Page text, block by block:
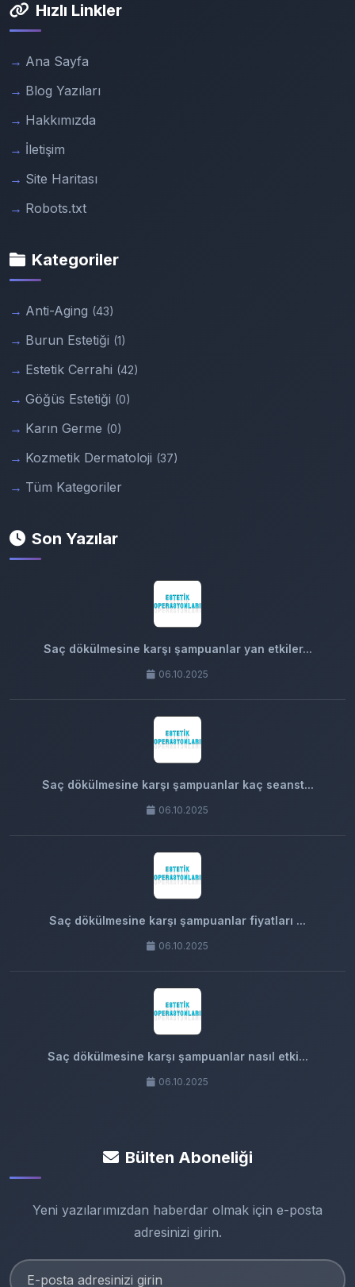
Hızlı Linkler
Ana Sayfa
Blog Yazıları
Hakkımızda
İletişim
Site Haritası
Robots.txt
Kategoriler
Anti-Aging (43)
Burun Estetiği (1)
Estetik Cerrahi (42)
Göğüs Estetiği (0)
Karın Germe (0)
Kozmetik Dermatoloji (37)
Tüm Kategoriler
Son Yazılar
Saç dökülmesine karşı şampuanlar yan etkiler...
06.10.2025
Saç dökülmesine karşı şampuanlar kaç seanst...
06.10.2025
Saç dökülmesine karşı şampuanlar fiyatları ...
06.10.2025
Saç dökülmesine karşı şampuanlar nasıl etki...
06.10.2025
Bülten Aboneliği
Yeni yazılarımızdan haberdar olmak için e-posta
adresinizi girin.